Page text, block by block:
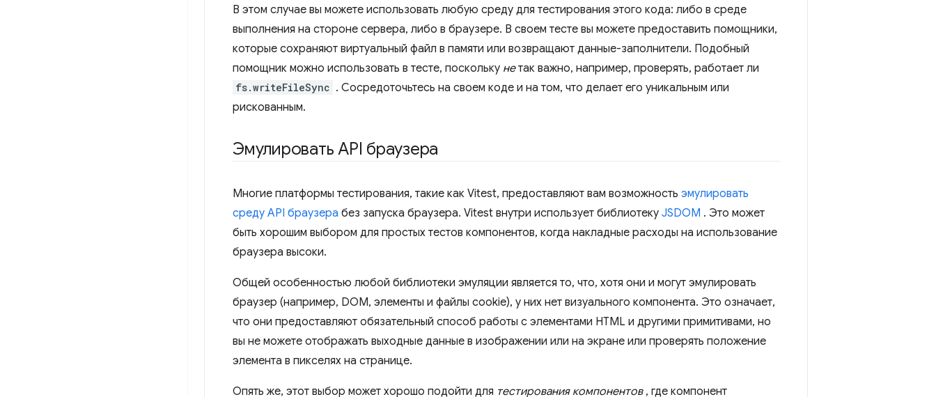
В этом случае вы можете использовать любую среду для тестирования этого кода: либо в среде
выполнения на стороне сервера, либо в браузере. В своем тесте вы можете предоставить помощники,
которые сохраняют виртуальный файл в памяти или возвращают данные-заполнители. Подобный
помощник можно использовать в тесте, поскольку нетак важно, например, проверять, работает ли
fs.writeFileSync . Сосредоточьтесь на своем коде и на том, что делает его уникальным или
рискованным.
Эмулировать API браузера
Многие платформы тестирования, такие как Vitest, предоставляют вам возможность эмулировать
среду API браузера без запуска браузера. Vitest внутри использует библиотеку JSDOM . Это может
быть хорошим выбором для простых тестов компонентов, когда накладные расходы на использование
браузера высоки.
Общей особенностью любой библиотеки эмуляции является то, что, хотя они и могут эмулировать
браузер (например, DOM, элементы и файлы cookie), у них нет визуального компонента. Это означает,
что они предоставляют обязательный способ работы с элементами HTML и другими примитивами, но
вы не можете отображать выходные данные в изображении или на экране или проверять положение
элемента в пикселях на странице.
Опять же, этот выбор может хорошо подойти для тестирования компонентов, где компонент